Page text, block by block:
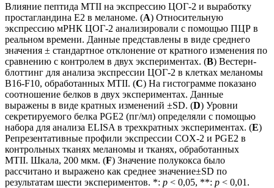
Влияние пептида MTII на экспрессию ЦОГ-2 и выработку
простагландина Е2 в меланоме. (A) Относительную
экспрессию мРНК ЦОГ-2 анализировали с помощью ПЦР в
реальном времени. Данные представлены в виде среднего
значения ± стандартное отклонение от кратного изменения по
сравнению с контролем в двух экспериментах. (B) Вестерн-
блоттинг для анализа экспрессии ЦОГ-2 в клетках меланомы
B16-F10, обработанных MTII. (C) На гистограмме показано
соотношение белков в двух экспериментах. Данные
выражены в виде кратных изменений ±SD. (D) Уровни
секретируемого белка PGE2 (пг/мл) определяли с помощью
набора для анализа ELISA в трехкратных экспериментах. (E)
Репрезентативные профили экспрессии COX-2 и PGE2 в
контрольных тканях меланомы и тканях, обработанных
MTII. Шкала, 200 мкм. (F) Значение полукокса было
рассчитано и выражено как среднее значение±SD по
результатам шести экспериментов. *: p < 0,05, **: p < 0,01.